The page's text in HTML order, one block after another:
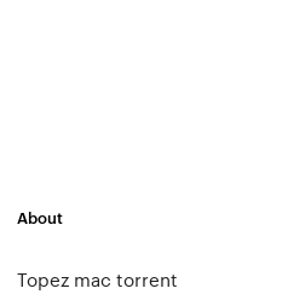
About
Topez mac torrent